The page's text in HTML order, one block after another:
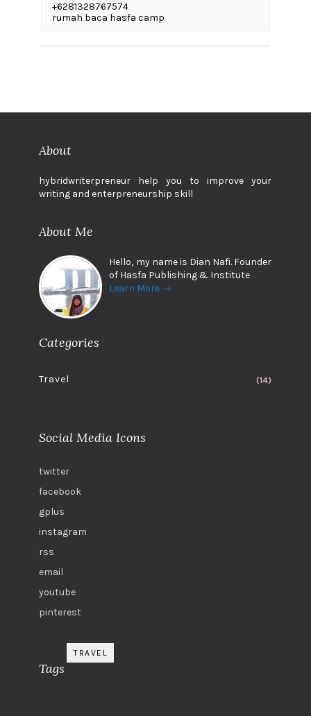
+6281328767574
rumah baca hasfa camp
About
hybridwriterpreneur help you to improve your
writing and enterpreneurship skill
About Me
Hello, my name is Dian Nafi. Founder
of Hasfa Publishing & Institute
Learn More →
Categories
Travel (14)
Social Media Icons
twitter
facebook
gplus
instagram
rss
email
youtube
pinterest
Tags
TRAVEL